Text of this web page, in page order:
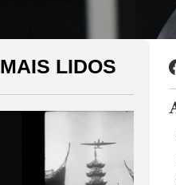
MAIS LIDOS